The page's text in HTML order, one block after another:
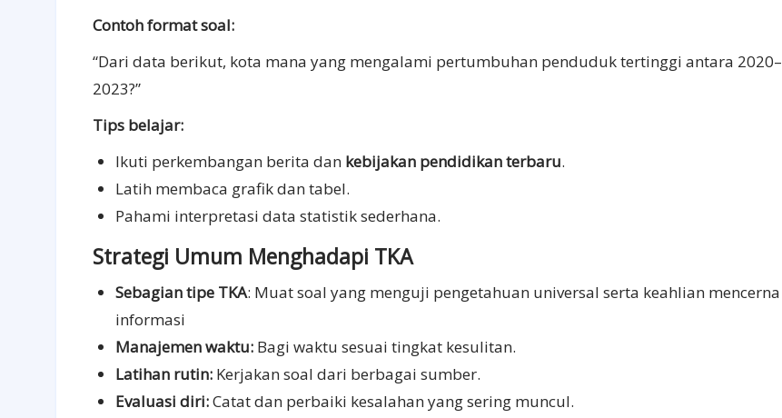
Contoh format soal:
“Dari data berikut, kota mana yang mengalami pertumbuhan penduduk tertinggi antara 2020–
2023?”
Tips belajar:
Ikuti perkembangan berita dan kebijakan pendidikan terbaru.
Latih membaca grafik dan tabel.
Pahami interpretasi data statistik sederhana.
Strategi Umum Menghadapi TKA
Sebagian tipe TKA: Muat soal yang menguji pengetahuan universal serta keahlian mencerna
informasi
Manajemen waktu: Bagi waktu sesuai tingkat kesulitan.
Latihan rutin: Kerjakan soal dari berbagai sumber.
Evaluasi diri:Catat dan perbaiki kesalahan yang sering muncul.